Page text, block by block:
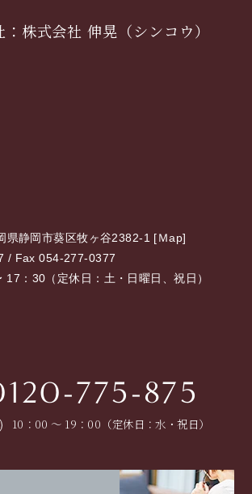
株式会社 伸晃（シンコウ）
静岡市葵区牧ヶ谷2382-1 [Ｍap]
/ Fax 054-277-0377
：30（定休日：土・日曜日、祝日）
775-875
10：00 〜 19：00（定休日：水・祝日）